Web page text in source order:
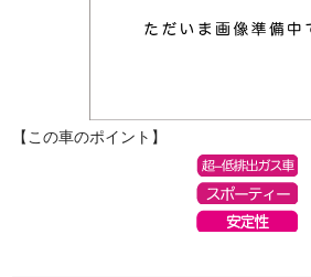
【この車のポイント】